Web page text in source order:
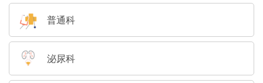
普通科
泌尿科